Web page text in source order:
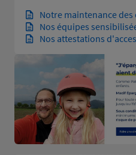
Notre maintenance
Nos équipes
Nos attestations